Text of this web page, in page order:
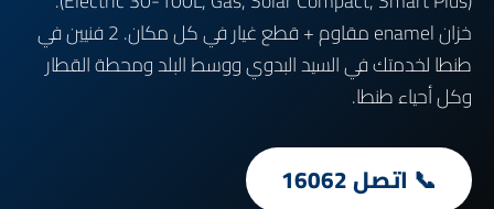
خزان enamel مقاوم + قطع غيار في كل مكان. 2 فنيين في
طنطا لخدمتك في السيد البدوي ووسط البلد ومحطة القطار
وكل أحياء طنطا.
📞 اتصل 16062